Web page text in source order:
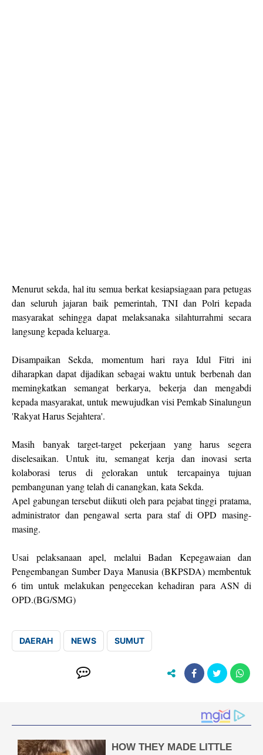
Menurut sekda, hal itu semua berkat kesiapsiagaan para petugas
dan seluruh jajaran baik pemerintah, TNI dan Polri kepada
masyarakat sehingga dapat melaksanaka silahturrahmi secara
langsung kepada keluarga.
Disampaikan Sekda, momentum hari raya Idul Fitri ini
diharapkan dapat dijadikan sebagai waktu untuk berbenah dan
memingkatkan semangat berkarya, bekerja dan mengabdi
kepada masyarakat, untuk mewujudkan visi Pemkab Sinalungun
'Rakyat Harus Sejahtera'.
Masih banyak target-target pekerjaan yang harus segera
diselesaikan. Untuk itu, semangat kerja dan inovasi serta
kolaborasi terus di gelorakan untuk tercapainya tujuan
pembangunan yang telah di canangkan, kata Sekda.
Apel gabungan tersebut diikuti oleh para pejabat tinggi pratama,
administrator dan pengawal serta para staf di OPD masing-
masing.
Usai pelaksanaan apel, melalui Badan Kepegawaian dan
Pengembangan Sumber Daya Manusia (BKPSDA) membentuk
6 tim untuk melakukan pengecekan kehadiran para ASN di
OPD.(BG/SMG)
DAERAH NEWS SUMUT